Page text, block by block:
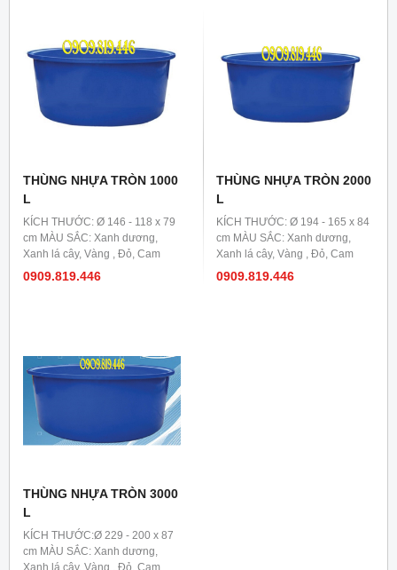
THÙNG NHỰA TRÒN 1000
L
KÍCH THƯỚC: Ø 146 - 118 x 79
cm MÀU SẮC: Xanh dương,
Xanh lá cây, Vàng , Đỏ, Cam
0909.819.446
THÙNG NHỰA TRÒN 2000
L
KÍCH THƯỚC: Ø 194 - 165 x 84
cm MÀU SẮC: Xanh dương,
Xanh lá cây, Vàng , Đỏ, Cam
0909.819.446
THÙNG NHỰA TRÒN 3000
L
KÍCH THƯỚC:Ø 229 - 200 x 87
cm MÀU SẮC: Xanh dương,
Xanh lá cây, Vàng , Đỏ, Cam